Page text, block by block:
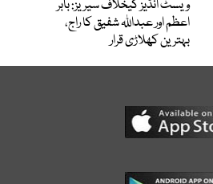
ویسٹ انڈیز کیخلاف سیریز: بابر
اعظم اور عبداللہ شفیق کا راج،
بہترین کھلاڑی قرار